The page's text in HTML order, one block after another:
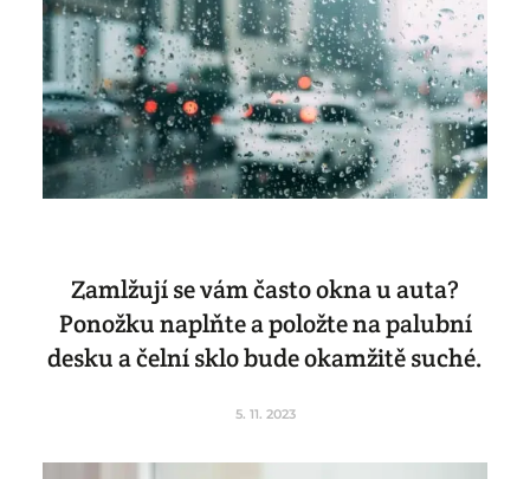
Zamlžují se vám často okna u auta?
Ponožku naplňte a položte na palubní
desku a čelní sklo bude okamžitě suché.
5. 11. 2023